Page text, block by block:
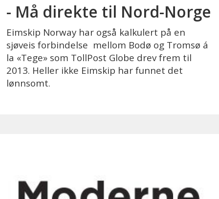
- Må direkte til Nord-Norge
Eimskip Norway har også kalkulert på en
sjøveis forbindelse mellom Bodø og Tromsø á
la «Tege» som TollPost Globe drev frem til
2013. Heller ikke Eimskip har funnet det
lønnsomt.